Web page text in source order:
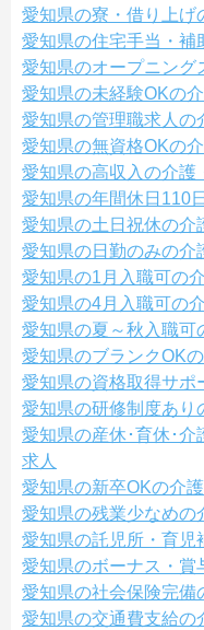
愛知県の寮・借り上げ
愛知県の住宅手当・補
愛知県のオープニング
愛知県の未経験OKの
愛知県の管理職求人の
愛知県の無資格OKの
愛知県の高収入の介護
愛知県の年間休日110
愛知県の土日祝休の介
愛知県の日勤のみの介
愛知県の1月入職可の
愛知県の4月入職可の
愛知県の夏～秋入職可
愛知県のブランクOK
愛知県の資格取得サポ
愛知県の研修制度あり
愛知県の産休･育休･
求人
愛知県の新卒OKの介
愛知県の残業少なめの
愛知県の託児所・育児
愛知県のボーナス・賞
愛知県の社会保険完備
愛知県の交通費支給の